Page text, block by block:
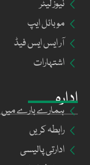
ادارہ
ہمارے بارے میں
رابطہ کریں
ادارتی پالیسی
نیوز لیٹر
موبائل ایپ
آر ایس ایس فیڈ
اشتہارات